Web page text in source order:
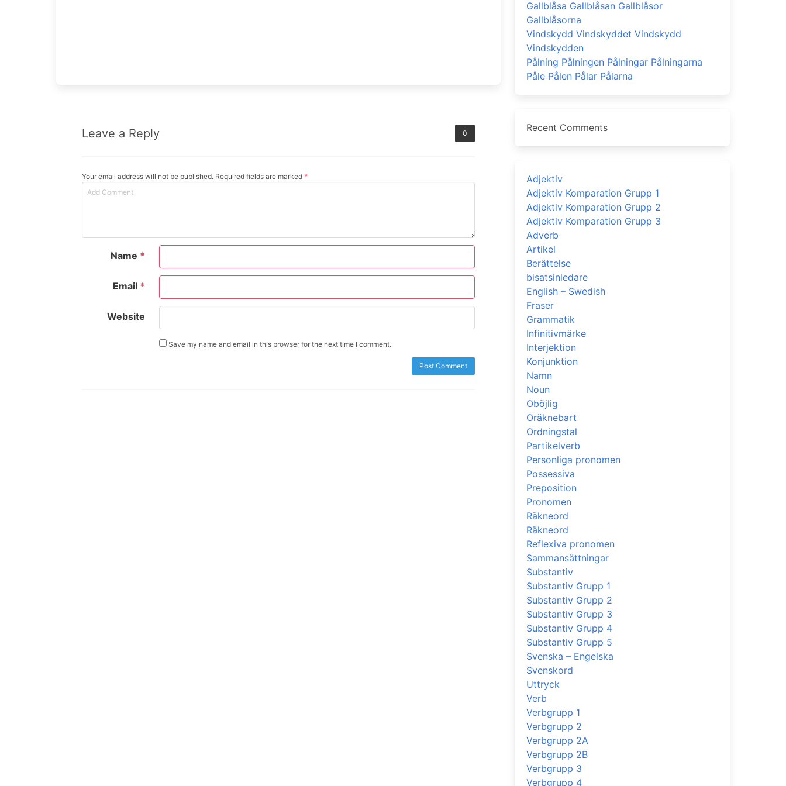
Leave a Reply 0
Your email address will not be published. Required fields are marked *
Name *
Email *
Website
Save my name and email in this browser for the next time I comment.
Gallblåsa Gallblåsan Gallblåsor
Gallblåsorna
Vindskydd Vindskyddet Vindskydd
Vindskydden
Pålning Pålningen Pålningar Pålningarna
Påle Pålen Pålar Pålarna
Recent Comments
Adjektiv
Adjektiv Komparation Grupp 1
Adjektiv Komparation Grupp 2
Adjektiv Komparation Grupp 3
Adverb
Artikel
Berättelse
bisatsinledare
English – Swedish
Fraser
Grammatik
Infinitivmärke
Interjektion
Konjunktion
Namn
Noun
Oböjlig
Oräknebart
Ordningstal
Partikelverb
Personliga pronomen
Possessiva
Preposition
Pronomen
Räkneord
Räkneord
Reflexiva pronomen
Sammansättningar
Substantiv
Substantiv Grupp 1
Substantiv Grupp 2
Substantiv Grupp 3
Substantiv Grupp 4
Substantiv Grupp 5
Svenska – Engelska
Svenskord
Uttryck
Verb
Verbgrupp 1
Verbgrupp 2
Verbgrupp 2A
Verbgrupp 2B
Verbgrupp 3
Verbgrupp 4